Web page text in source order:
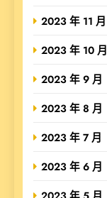
2023 年 11 月
2023 年 10 月
2023 年 9 月
2023 年 8 月
2023 年 7 月
2023 年 6 月